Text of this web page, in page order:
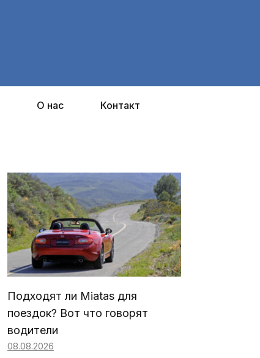
О нас Контакт
Подходят ли Miatas для
поездок? Вот что говорят
водители
08.08.2026